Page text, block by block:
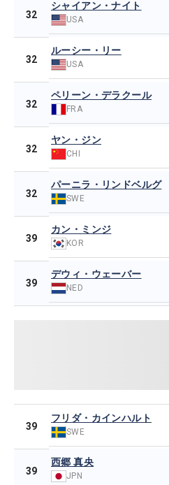
32
シャイアン・ナイト
USA
32
ルーシー・リー
USA
32
ペリーン・デラクール
FRA
32
ヤン・ジン
CHI
32
パーニラ・リンドベルグ
SWE
39
カン・ミンジ
KOR
39
デウィ・ウェーバー
NED
39
フリダ・カインハルト
SWE
39
西郷 真央
JPN